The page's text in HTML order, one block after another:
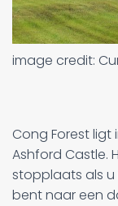
image credit:
Cong Forest
Ashford Castle.
stopplaats als
bent naar een